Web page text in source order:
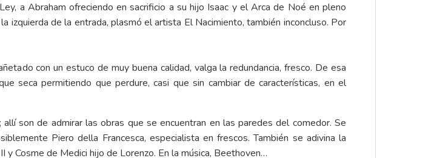
a Abraham ofreciendo en sacrificio a su hijo Isaac y el Arca de Noé en pleno
izquierda de la entrada, plasmó el artista El Nacimiento, también inconcluso. Por
con un estuco de muy buena calidad, valga la redundancia, fresco. De esa
seca permitiendo que perdure, casi que sin cambiar de características, en el
son de admirar las obras que se encuentran en las paredes del comedor. Se
Piero della Francesca, especialista en frescos. También se adivina la
Cosme de Medici hijo de Lorenzo. En la música, Beethoven…